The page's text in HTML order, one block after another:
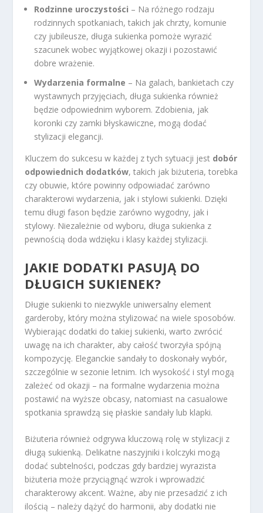
Rodzinne uroczystości – Na różnego rodzaju
rodzinnych spotkaniach, takich jak chrzty, komunie
czy jubileusze, długa sukienka pomoże wyrazić
szacunek wobec wyjątkowej okazji i pozostawić
dobre wrażenie.
Wydarzenia formalne – Na galach, bankietach czy
wystawnych przyjęciach, długa sukienka również
będzie odpowiednim wyborem. Zdobienia, jak
koronki czy zamki błyskawiczne, mogą dodać
stylizacji elegancji.
Kluczem do sukcesu w każdej z tych sytuacji jest dobór
odpowiednich dodatków, takich jak biżuteria, torebka
czy obuwie, które powinny odpowiadać zarówno
charakterowi wydarzenia, jak i stylowi sukienki. Dzięki
temu długi fason będzie zarówno wygodny, jak i
stylowy. Niezależnie od wyboru, długa sukienka z
pewnością doda wdzięku i klasy każdej stylizacji.
JAKIE DODATKI PASUJĄ DO
DŁUGICH SUKIENEK?
Długie sukienki to niezwykle uniwersalny element
garderoby, który można stylizować na wiele sposobów.
Wybierając dodatki do takiej sukienki, warto zwrócić
uwagę na ich charakter, aby całość tworzyła spójną
kompozycję. Eleganckie sandały to doskonały wybór,
szczególnie w sezonie letnim. Ich wysokość i styl mogą
zależeć od okazji – na formalne wydarzenia można
postawić na wyższe obcasy, natomiast na casualowe
spotkania sprawdzą się płaskie sandały lub klapki.
Biżuteria również odgrywa kluczową rolę w stylizacji z
długą sukienką. Delikatne naszyjniki i kolczyki mogą
dodać subtelności, podczas gdy bardziej wyrazista
biżuteria może przyciągnąć wzrok i wprowadzić
charakterowy akcent. Ważne, aby nie przesadzić z ich
ilością – należy dążyć do harmonii, aby dodatki nie